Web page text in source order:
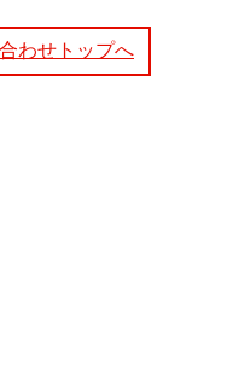
わせトップへ